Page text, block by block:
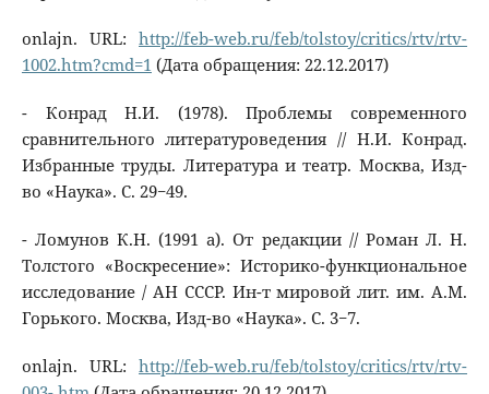
onlajn. URL:http://feb-web.ru/feb/tolstoy/critics/rtv/rtv-
1002.htm?cmd=1 (Дата обращения: 22.12.2017)
- Конрад Н.И. (1978). Проблемы современного
сравнительного литературоведения // Н.И. Конрад.
Избранные труды. Литература и театр. Москва, Изд-
во «Наука». С. 29−49.
- Ломунов К.Н. (1991 а). От редакции // Роман Л. Н.
Толстого «Воскресение»: Историко-функциональное
исследование / АН СССР. Ин-т мировой лит. им. А.М.
Горького. Москва, Изд-во «Наука». С. 3−7.
onlajn. URL:http://feb-web.ru/feb/tolstoy/critics/rtv/rtv-